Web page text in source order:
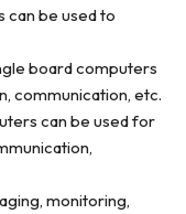
can be used to
board computers
communication, etc.
can be used for
monitoring,